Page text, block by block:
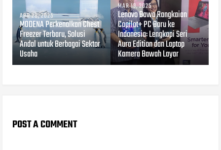
APR 28, 2025
MODENA Perkenalkan Chest
Freezer Terbaru, Solusi
Andal untuk Berbagai Sektor
Usaha
MAR 13, 2025
Lenovo Bawa Rangkaian
Copilot+ PC Baru ke
Indonesia: Lengkapi Seri
Aura Edition dan Laptop
Kamera Bawah Layar
POST A COMMENT